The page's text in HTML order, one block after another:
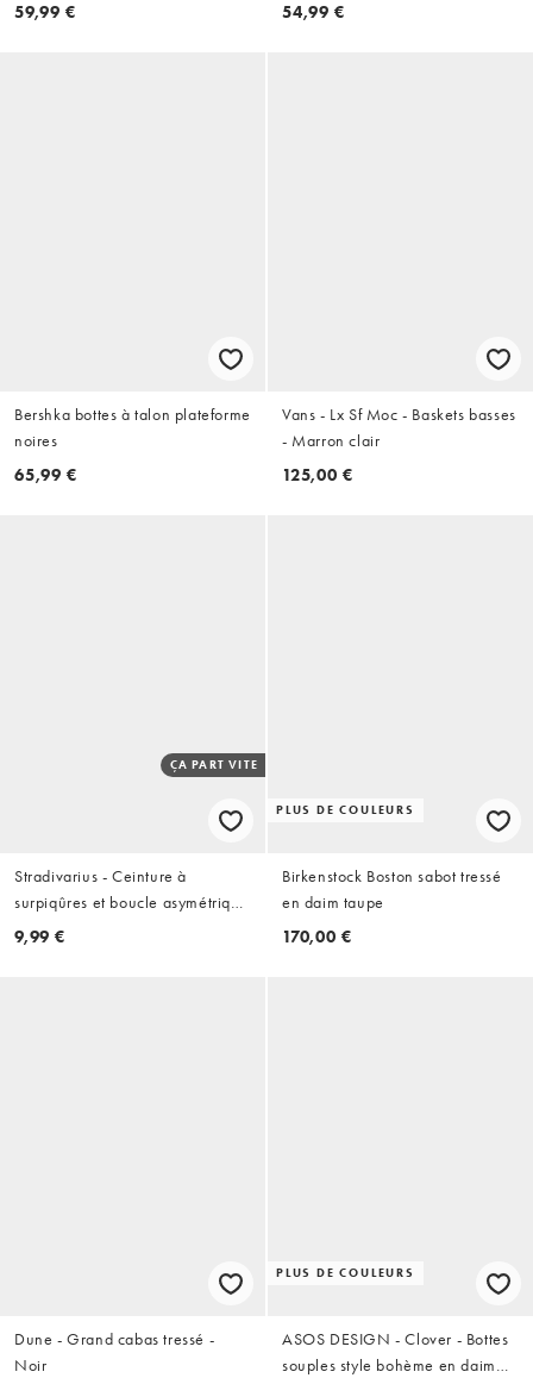
59,99 € 54,99 €
Bershka bottes à talon plateforme
noires
65,99 €
Vans - Lx Sf Moc - Baskets basses
- Marron clair
125,00 €
ÇA PART VITE
Stradivarius - Ceinture à
surpiqûres et boucle asymétrique
- Marron
9,99 €
PLUS DE COULEURS
Birkenstock Boston sabot tressé
en daim taupe
170,00 €
Dune - Grand cabas tressé -
Noir
PLUS DE COULEURS
ASOS DESIGN - Clover - Bottes
souples style bohème en daim